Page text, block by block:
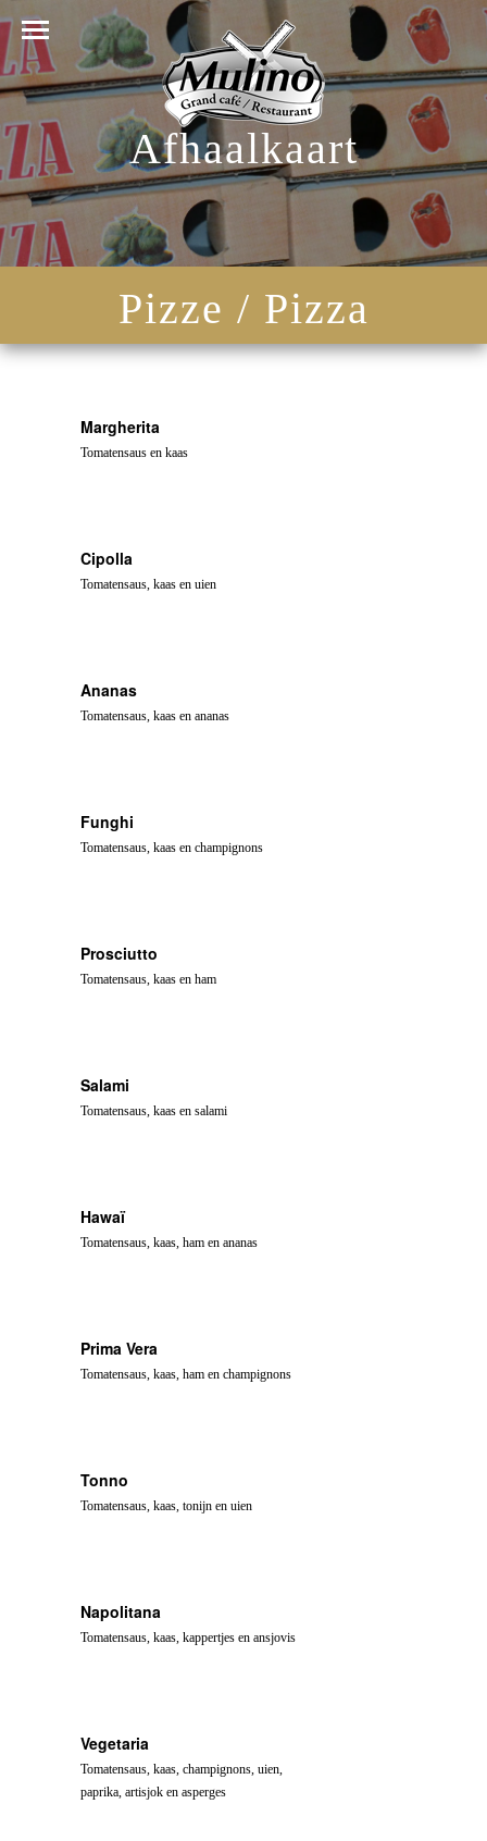
Afhaalkaart
Pizze / Pizza
Margherita
Tomatensaus en kaas
Cipolla
Tomatensaus, kaas en uien
Ananas
Tomatensaus, kaas en ananas
Funghi
Tomatensaus, kaas en champignons
Prosciutto
Tomatensaus, kaas en ham
Salami
Tomatensaus, kaas en salami
Hawaï
Tomatensaus, kaas, ham en ananas
Prima Vera
Tomatensaus, kaas, ham en champignons
Tonno
Tomatensaus, kaas, tonijn en uien
Napolitana
Tomatensaus, kaas, kappertjes en ansjovis
Vegetaria
Tomatensaus, kaas, champignons, uien,
paprika, artisjok en asperges